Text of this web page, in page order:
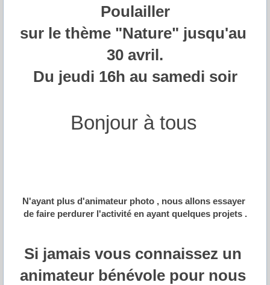
Poulailler
sur le thème "Nature" jusqu'au
30 avril.
Du jeudi 16h au samedi soir
Bonjour à tous
N'ayant plus d'animateur photo , nous allons essayer
de faire perdurer l'activité en ayant quelques projets .
Si jamais vous connaissez un
animateur bénévole pour nous